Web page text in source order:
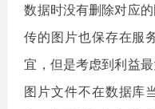
数据时没有删除对应
传的图片也保存在服
宜，但是考虑到利益
图片文件不在数据库